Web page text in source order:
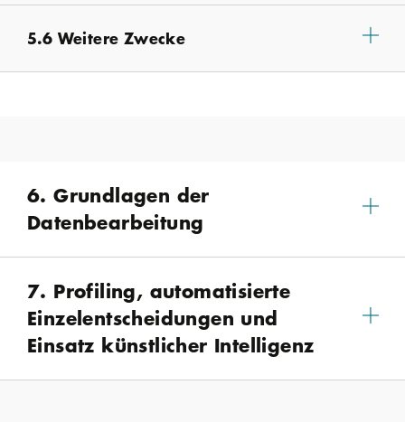
5.6 Weitere Zwecke
6. Grundlagen der
Datenbearbeitung
7. Profiling, automatisierte
Einzelentscheidungen und
Einsatz künstlicher Intelligenz